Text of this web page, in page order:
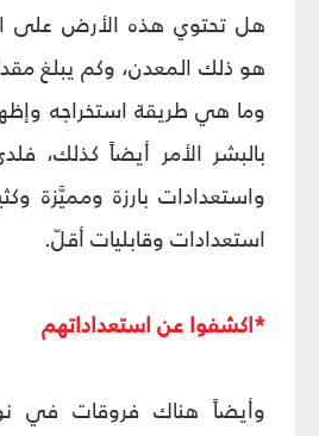
هل تحتوي هذه الأرض على
هو ذلك المعدن، وكم يبلغ
وما هي طريقة استخراجه
بالبشر الأمر أيضاً كذلك،
واستعدادات بارزة ومميَّزة
استعدادات وقابليات أقلّ.
*اكشفوا عن استعداداتهم
وأيضاً هناك فروقات في